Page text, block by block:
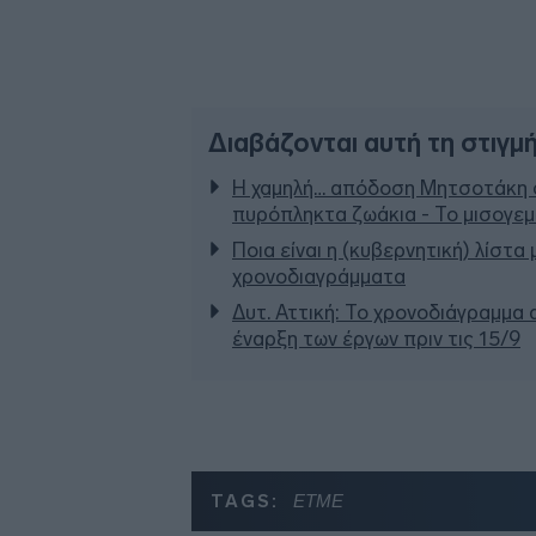
Διαβάζονται αυτή τη στιγμή
Η χαμηλή… απόδοση Μητσοτάκη
πυρόπληκτα ζωάκια - Το
Ποια είναι η (κυβερνητική)
χρονοδιαγράμματα
Δυτ. Αττική: Το
έναρξη των έργων πριν τις 15/9
TAGS: ΕΤΜΕ